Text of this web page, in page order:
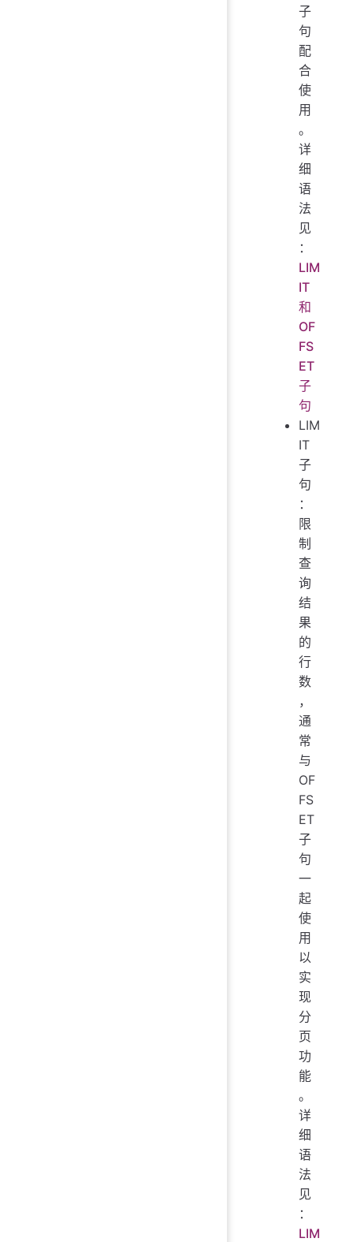
子
句
配
合
使
用
。
详
细
语
法
见
：
LIM
IT
和
OF
FS
ET
子
句
LIM
IT
子
句
：
限
制
查
询
结
果
的
行
数
，
通
常
与
OF
FS
ET
子
句
一
起
使
用
以
实
现
分
页
功
能
。
详
细
语
法
见
：
LIM